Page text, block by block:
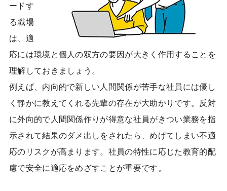
ードす
る職場
は、適
応には環境と個人の双方の要因が大きく作用することを
理解しておきましょう。
例えば、内向的で新しい人間関係が苦手な社員には優し
く静かに教えてくれる先輩の存在が大助かりです。反対
に外向的で人間関係作りが得意な社員がきつい業務を指
示されて結果のダメ出しをされたら、めげてしまい不適
応のリスクが高まります。社員の特性に応じた教育的配
慮で安全に適応をめざすことが重要です。